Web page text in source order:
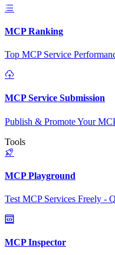
MCP Ranking
Top MCP Service
MCP Service Submission
Publish & Promote Your
Tools
MCP Playground
Test MCP Services Freely -
MCP Inspector